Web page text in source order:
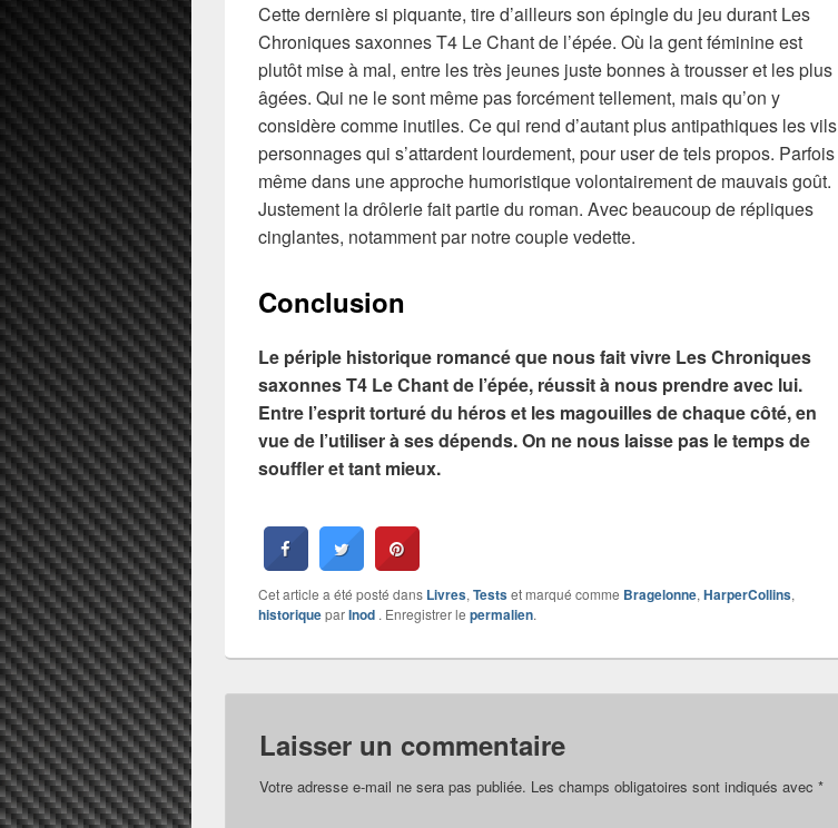
Cette dernière si piquante, tire d’ailleurs son épingle du jeu durant Les
Chroniques saxonnes T4 Le Chant de l’épée. Où la gent féminine est
plutôt mise à mal, entre les très jeunes juste bonnes à trousser et les plus
âgées. Qui ne le sont même pas forcément tellement, mais qu’on y
considère comme inutiles. Ce qui rend d’autant plus antipathiques les vils
personnages qui s’attardent lourdement, pour user de tels propos. Parfois
même dans une approche humoristique volontairement de mauvais goût.
Justement la drôlerie fait partie du roman. Avec beaucoup de répliques
cinglantes, notamment par notre couple vedette.
Conclusion
Le périple historique romancé que nous fait vivre Les Chroniques
saxonnes T4 Le Chant de l’épée, réussit à nous prendre avec lui.
Entre l’esprit torturé du héros et les magouilles de chaque côté, en
vue de l’utiliser à ses dépends. On ne nous laisse pas le temps de
souffler et tant mieux.
Cet article a été posté dans Livres, Testset marqué comme Bragelonne, HarperCollins,
historiqueparInod . Enregistrer le permalien.
Laisser un commentaire
Votre adresse e-mail ne sera pas publiée. Les champs obligatoires sont indiqués avec *